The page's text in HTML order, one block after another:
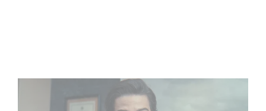
Mexico 86, est à retrouver dès maintenant sur Netflix